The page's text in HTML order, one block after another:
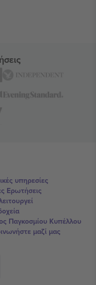
υπηρεσίες
Ερωτήσεις
Παγκοσμίου Κυπέλλου
μαζί μας